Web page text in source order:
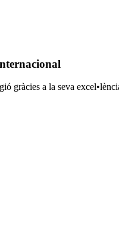
gràcies a la seva